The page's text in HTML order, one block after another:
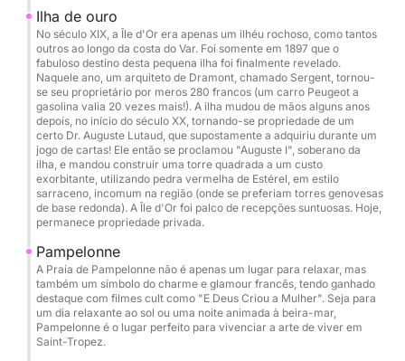
Fotógrafo / drone sob consulta
Catering / almoço a bordo: €50 / pessoa
Toalha de praia: €5 / dia
Cozinheiro: €250 / dia
Possíveis itinerários:
Cannes e suas águas cristalinas
Saint-Tropez
Ilhas Porquerolles e Port-Cros
Enseadas selvagens do Maciço do Esterel
Córsega e Sardenha sob consulta
Ideal para:
Despedidas de solteiro(a) • Aniversários • Passeios
privados • Atividades de integração de equipes
Ilha de ouro
No século XIX, a Île d'Or era apenas um ilhéu rochoso, como tantos
outros ao longo da costa do Var. Foi somente em 1897 que o
fabuloso destino desta pequena ilha foi finalmente revelado.
Naquele ano, um arquiteto de Dramont, chamado Sergent, tornou-
se seu proprietário por meros 280 francos (um carro Peugeot a
gasolina valia 20 vezes mais!). A ilha mudou de mãos alguns anos
depois, no início do século XX, tornando-se propriedade de um
certo Dr. Auguste Lutaud, que supostamente a adquiriu durante um
jogo de cartas! Ele então se proclamou "Auguste I", soberano da
ilha, e mandou construir uma torre quadrada a um custo
exorbitante, utilizando pedra vermelha de Estérel, em estilo
sarraceno, incomum na região (onde se preferiam torres genovesas
de base redonda). A Île d'Or foi palco de recepções suntuosas. Hoje,
permanece propriedade privada.
Pampelonne
A Praia de Pampelonne não é apenas um lugar para relaxar, mas
também um símbolo do charme e glamour francês, tendo ganhado
destaque com filmes cult como "E Deus Criou a Mulher". Seja para
um dia relaxante ao sol ou uma noite animada à beira-mar,
Pampelonne é o lugar perfeito para vivenciar a arte de viver em
Saint-Tropez.